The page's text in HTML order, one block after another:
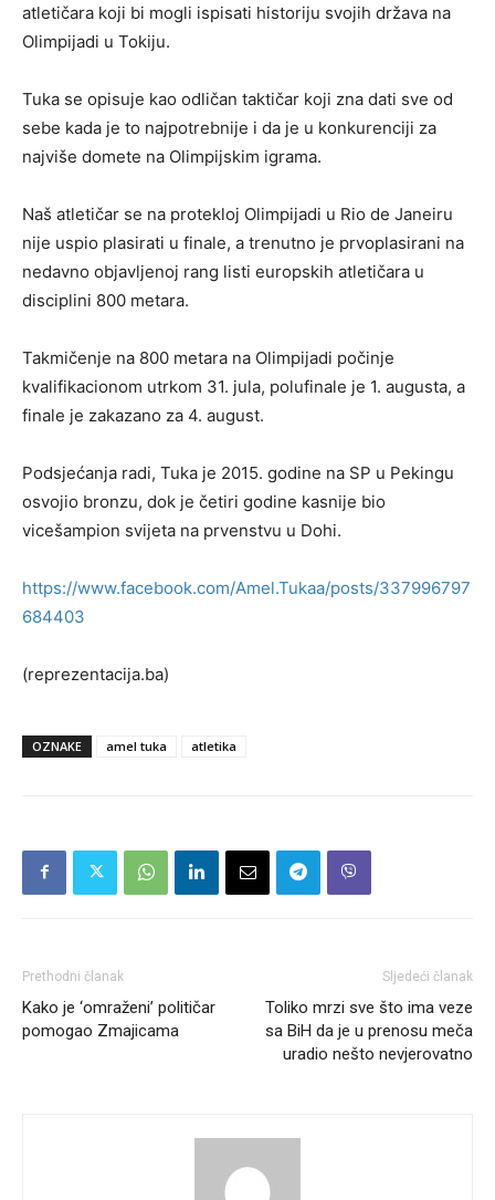
atletičara koji bi mogli ispisati historiju svojih država na
Olimpijadi u Tokiju.
Tuka se opisuje kao odličan taktičar koji zna dati sve od
sebe kada je to najpotrebnije i da je u konkurenciji za
najviše domete na Olimpijskim igrama.
Naš atletičar se na protekloj Olimpijadi u Rio de Janeiru
nije uspio plasirati u finale, a trenutno je prvoplasirani na
nedavno objavljenoj rang listi europskih atletičara u
disciplini 800 metara.
Takmičenje na 800 metara na Olimpijadi počinje
kvalifikacionom utrkom 31. jula, polufinale je 1. augusta, a
finale je zakazano za 4. august.
Podsjećanja radi, Tuka je 2015. godine na SP u Pekingu
osvojio bronzu, dok je četiri godine kasnije bio
vicešampion svijeta na prvenstvu u Dohi.
https://www.facebook.com/Amel.Tukaa/posts/337996797
684403
(reprezentacija.ba)
OZNAKE amel tuka atletika
Prethodni članak
Kako je ‘omraženi’ političar
pomogao Zmajicama
Sljedeći članak
Toliko mrzi sve što ima veze
sa BiH da je u prenosu meča
uradio nešto nevjerovatno